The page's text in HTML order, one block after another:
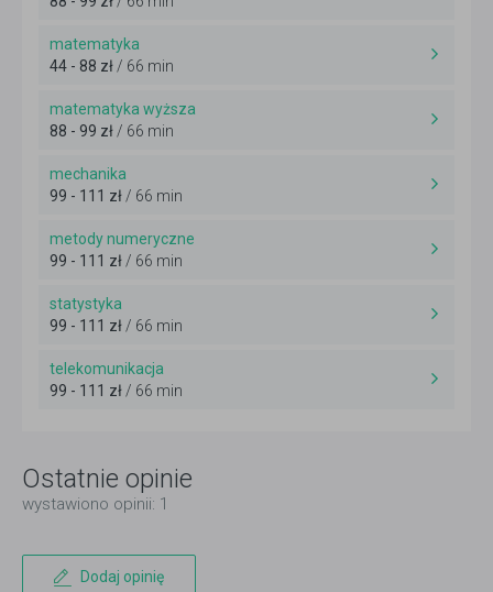
matematyka
44 - 88 zł/ 66 min
matematyka wyższa
88 - 99 zł/ 66 min
mechanika
99 - 111 zł/ 66 min
metody numeryczne
99 - 111 zł/ 66 min
statystyka
99 - 111 zł/ 66 min
telekomunikacja
99 - 111 zł/ 66 min
Ostatnie opinie
wystawiono opinii: 1
Dodaj opinię